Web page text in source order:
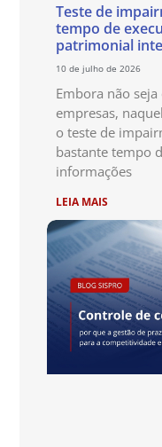
Teste de
tempo de
patrimonial
10 de julho de 2026
Embora não
empresas,
o teste de
bastante tempo
informações
LEIA MAIS